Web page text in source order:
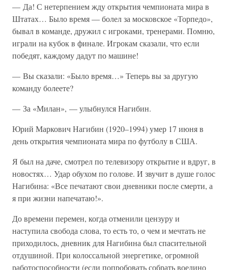
— Да! С нетерпением жду открытия чемпионата мира в
Штатах… Было время — болел за московское «Торпедо»,
бывал в команде, дружил с игроками, тренерами. Помню,
играли на кубок в финале. Игрокам сказали, что если
победят, каждому дадут по машине!
— Вы сказали: «Было время…» Теперь вы за другую
команду болеете?
— За «Милан», — улыбнулся Нагибин.
Юрий Маркович Нагибин (1920–1994) умер 17 июня в
день открытия чемпионата мира по футболу в США.
Я был на даче, смотрел по телевизору открытие и вдруг, в
новостях… Удар обухом по голове. И звучит в душе голос
Нагибина: «Все печатают свои дневники после смерти, а
я при жизни напечатаю!».
До времени перемен, когда отменили цензуру и
наступила свобода слова, то есть то, о чем и мечтать не
приходилось, дневник для Нагибина был спасительной
отдушиной. При колоссальной энергетике, огромной
работоспособности (если попробовать собрать воедино